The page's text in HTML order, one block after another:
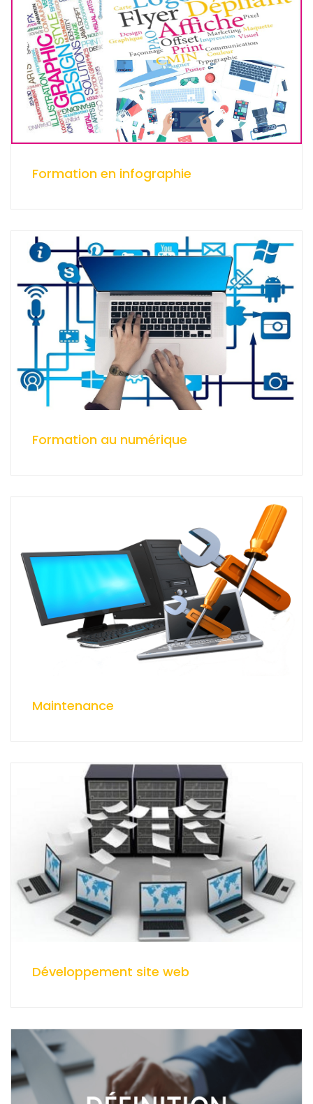
Formation en infographie
Formation au numérique
Maintenance
Développement site web